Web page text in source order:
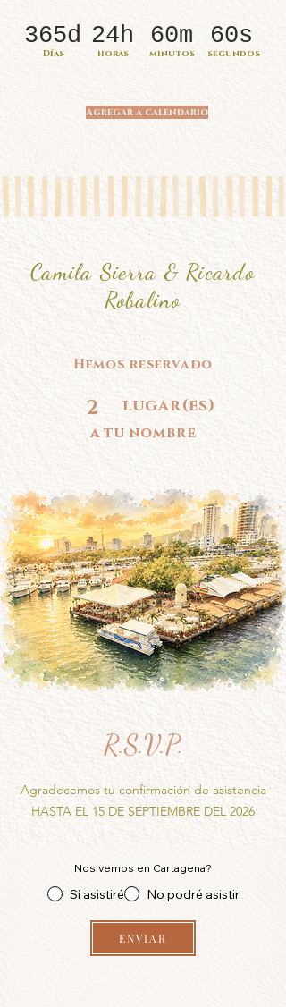
Días horas minutos segundos
365d 24h 60m 60s
Agregar a calendario
Camila Sierra & Ricardo
Robalino
Hemos reservado
2 lugar(es)
a tu nombre
R.S.V.P.
Agradecemos tu confirmación de asistencia
HASTA EL 15 DE SEPTIEMBRE DEL 2026
Nos vemos en Cartagena?
Sí asistiré No podré asistir
ENVIAR